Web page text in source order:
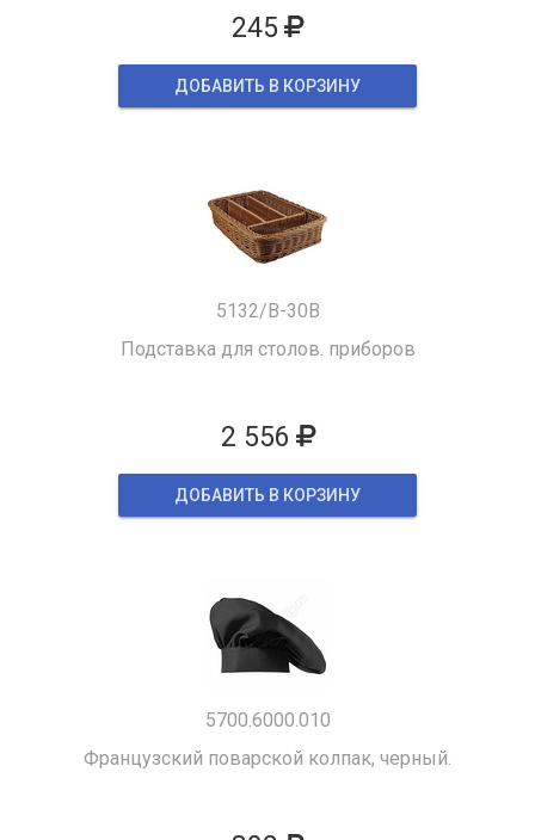
245
ДОБАВИТЬ В КОРЗИНУ
5132/B-30B
Подставка для столов. приборов
2 556
ДОБАВИТЬ В КОРЗИНУ
5700.6000.010
Французский поварской колпак, черный.